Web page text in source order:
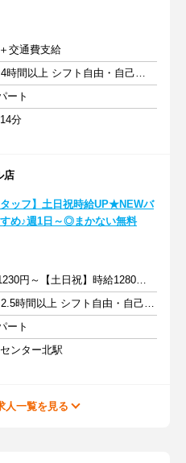
交通費支給
週2日以上 1日4時間以上 シフト自由・自己申告
ート
分
店
タッフ】土日祝時給UP★NEWバ
め♪週1日～◎まかない無料
【平日】時給1230円～【土日祝】時給1280円～ ＋交通費支給
週1日以上 1日2.5時間以上 シフト自由・自己申告
ート
ンター北駅
人一覧を見る